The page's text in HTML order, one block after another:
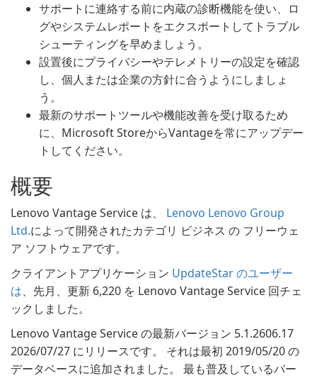
サポートに連絡する前に内蔵の診断機能を使い、ロ
グやシステムレポートをエクスポートしてトラブル
シューティングを早めましょう。
設置後にプライバシーやテレメトリーの設定を確認
し、個人または企業の方針に合うようにしましょ
う。
最新のサポートツールや機能改善を受け取るため
に、Microsoft StoreからVantageを常にアップデー
トしてください。
概要
Lenovo Vantage Service は、 Lenovo Lenovo Group
Ltd.によって開発されたカテゴリ ビジネス の フリーウェ
ア ソフトウェアです。
クライアントアプリケーション UpdateStar のユーザー
は、先月、更新 6,220 を Lenovo Vantage Service 回チェ
ックしました。
Lenovo Vantage Service の最新バージョン 5.1.2606.17
2026/07/27 にリリースです。 それは最初 2019/05/20 の
データベースに追加されました。 最も普及しているバー